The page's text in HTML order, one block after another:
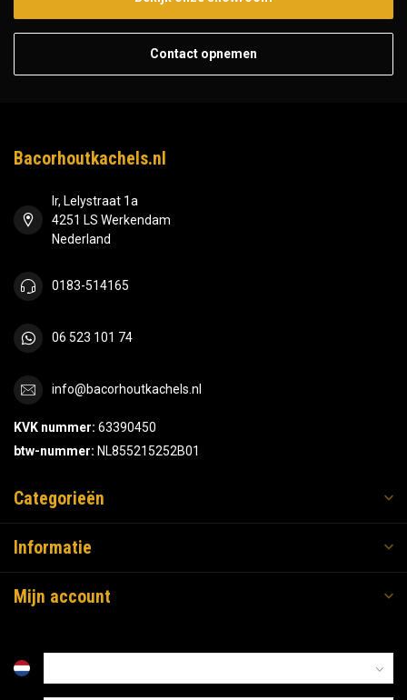
Contact opnemen
Bacorhoutkachels.nl
Ir, Lelystraat 1a
4251 LS Werkendam
Nederland
0183-514165
06 523 101 74
info@bacorhoutkachels.nl
KVK nummer: 63390450
btw-nummer: NL855215252B01
Categorieën
Informatie
Mijn account